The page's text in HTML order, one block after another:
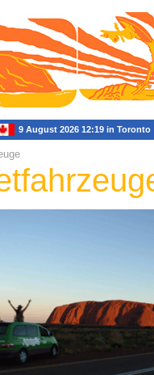
9 August 2026 12:19 in